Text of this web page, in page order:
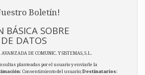
Boletín!
BÁSICA SOBRE
DATOS
DE COMUNIC. Y SISTEMAS, S.L.
planteadas por el usuario y enviarle la
: Consentimiento del usuario;Destinatarios: